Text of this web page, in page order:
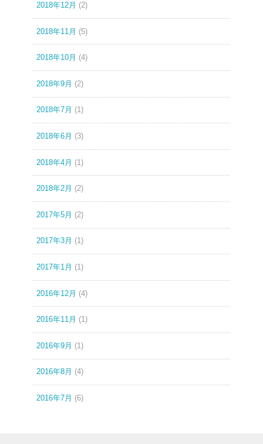
2018年12月 (2)
2018年11月 (5)
2018年10月 (4)
2018年9月 (2)
2018年7月 (1)
2018年6月 (3)
2018年4月 (1)
2018年2月 (2)
2017年5月 (2)
2017年3月 (1)
2017年1月 (1)
2016年12月 (4)
2016年11月 (1)
2016年9月 (1)
2016年8月 (4)
2016年7月 (6)